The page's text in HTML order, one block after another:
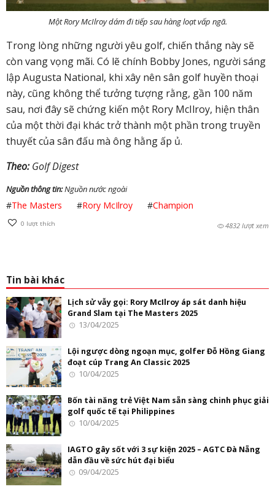
Một Rory McIlroy dám đi tiếp sau hàng loạt vấp ngã.
Trong lòng những người yêu golf, chiến thắng này sẽ
còn vang vọng mãi. Có lẽ chính Bobby Jones, người sáng
lập Augusta National, khi xây nên sân golf huyền thoại
này, cũng không thể tưởng tượng rằng, gần 100 năm
sau, nơi đây sẽ chứng kiến một Rory McIlroy, hiện thân
của một thời đại khác trở thành một phần trong truyền
thuyết của sân đấu mà ông hằng ấp ủ.
Theo:Golf Digest
Nguồn thông tin:Nguồn nước ngoài
#The Masters #Rory McIlroy #Champion
0 lượt thích 4832 lượt xem
Tin bài khác
Lịch sử vẫy gọi: Rory McIlroy áp sát danh hiệu
Grand Slam tại The Masters 2025
13/04/2025
Lội ngược dòng ngoạn mục, golfer Đỗ Hồng Giang
đoạt cúp Trang An Classic 2025
10/04/2025
Bốn tài năng trẻ Việt Nam sẵn sàng chinh phục giải
golf quốc tế tại Philippines
10/04/2025
IAGTO gây sốt với 3 sự kiện 2025 – AGTC Đà Nẵng
dẫn đầu về sức hút đại biểu
09/04/2025